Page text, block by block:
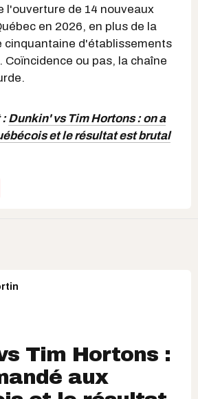
l'ouverture de 14 nouveaux
en 2026, en plus de la
cinquantaine d'établissements
Coïncidence ou pas, la chaîne
:Dunkin' vs Tim Hortons : on a
et le résultat est brutal
Tim Hortons :
aux